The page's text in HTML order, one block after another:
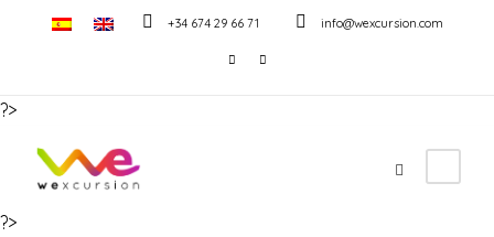
+34 674 29 66 71 info@wexcursion.com
?>
?>